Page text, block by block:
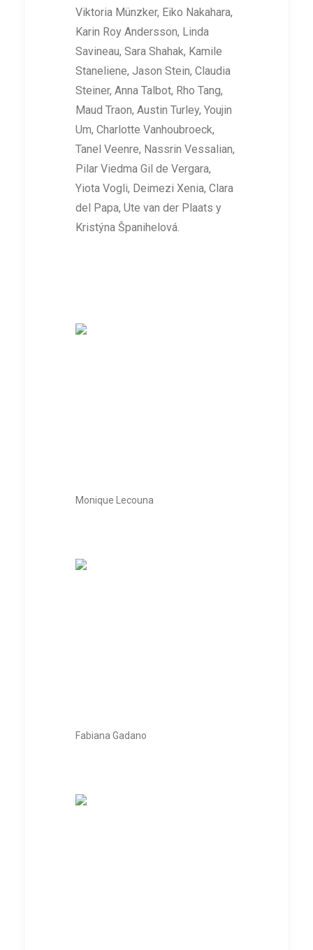
Viktoria Münzker, Eiko Nakahara,
Karin Roy Andersson, Linda
Savineau, Sara Shahak, Kamile
Staneliene, Jason Stein, Claudia
Steiner, Anna Talbot, Rho Tang,
Maud Traon, Austin Turley, Youjin
Um, Charlotte Vanhoubroeck,
Tanel Veenre, Nassrin Vessalian,
Pilar Viedma Gil de Vergara,
Yiota Vogli, Deimezi Xenia, Clara
del Papa, Ute van der Plaats y
Kristýna Španihelová.
Monique Lecouna
Fabiana Gadano